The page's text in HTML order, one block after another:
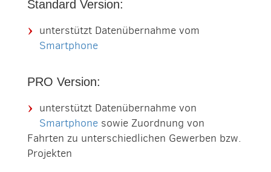
Standard Version:
unterstützt Datenübernahme vom
Smartphone
PRO Version:
unterstützt Datenübernahme von
Smartphone sowie Zuordnung von
Fahrten zu unterschiedlichen Gewerben bzw.
Projekten